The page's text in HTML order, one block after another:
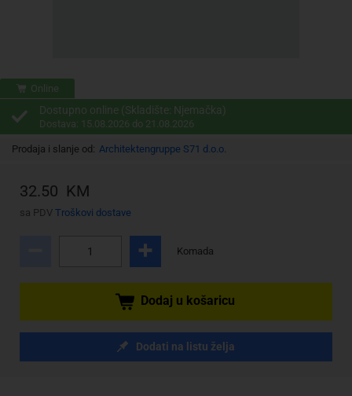
Online
Dostupno online (Skladište: Njemačka)
Dostava: 15.08.2026 do 21.08.2026
Prodaja i slanje od: Architektengruppe S71 d.o.o.
32.50 KM
sa PDV Troškovi dostave
Komada
Dodaj u košaricu
Dodati na listu želja